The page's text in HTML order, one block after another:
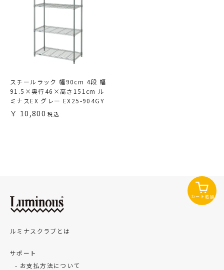
スチールラック 幅90cm 4段 幅
91.5×奥行46×高さ151cm ル
ミナスEX グレー EX25-904GY
10,800
カート追加
ルミナスクラブとは
サポート
お支払方法について